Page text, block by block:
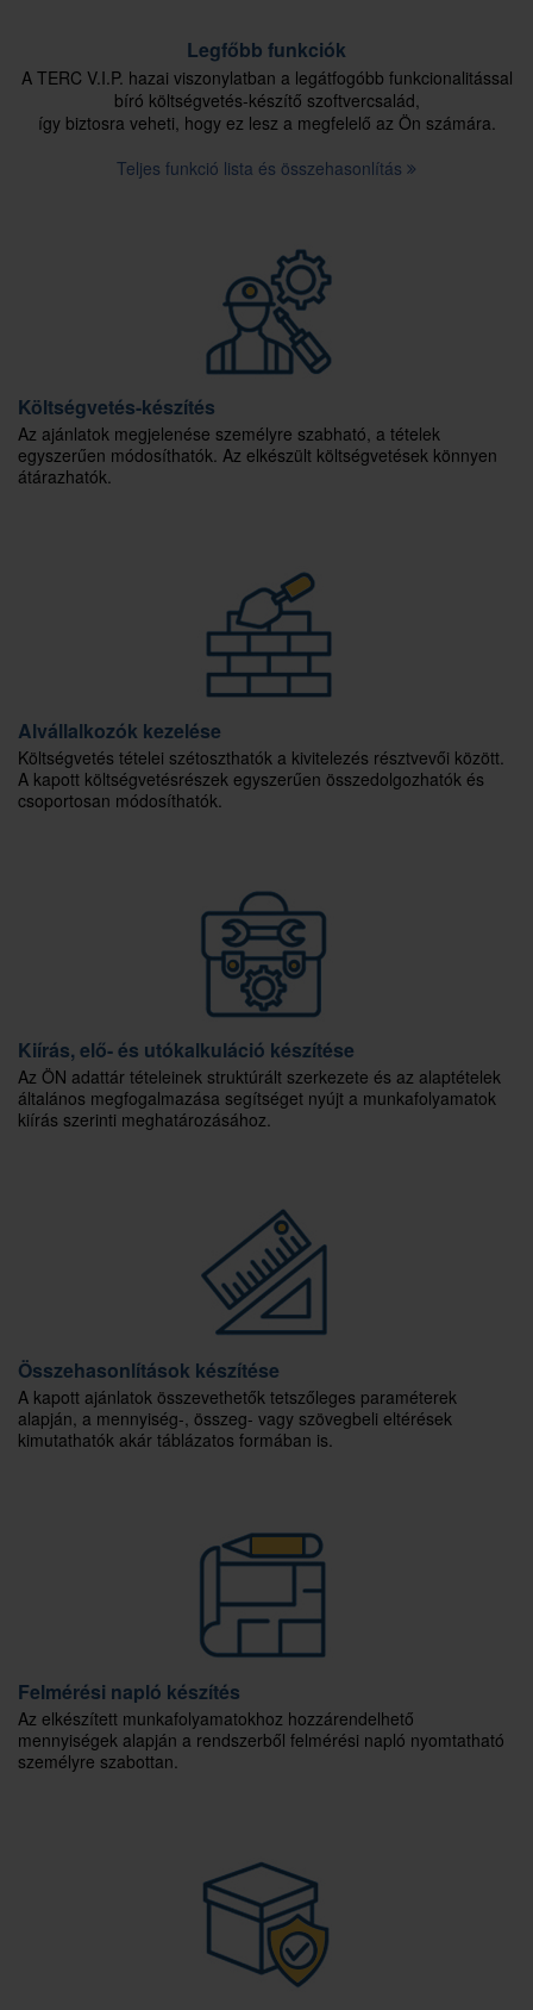
Legfőbb funkciók
A TERC V.I.P. hazai viszonylatban a legátfogóbb funkcionalitással
bíró költségvetés-készítő szoftvercsalád,
így biztosra veheti, hogy ez lesz a megfelelő az Ön számára.
Teljes funkció lista és összehasonlítás
Költségvetés-készítés
Az ajánlatok megjelenése személyre szabható, a tételek
egyszerűen módosíthatók. Az elkészült költségvetések könnyen
átárazhatók.
Alvállalkozók kezelése
Költségvetés tételei szétoszthatók a kivitelezés résztvevői között.
A kapott költségvetésrészek egyszerűen összedolgozhatók és
csoportosan módosíthatók.
Kiírás, elő- és utókalkuláció készítése
Az ÖN adattár tételeinek struktúrált szerkezete és az alaptételek
általános megfogalmazása segítséget nyújt a munkafolyamatok
kiírás szerinti meghatározásához.
Összehasonlítások készítése
A kapott ajánlatok összevethetők tetszőleges paraméterek
alapján, a mennyiség-, összeg- vagy szövegbeli eltérések
kimutathatók akár táblázatos formában is.
Felmérési napló készítés
Az elkészített munkafolyamatokhoz hozzárendelhető
mennyiségek alapján a rendszerből felmérési napló nyomtatható
személyre szabottan.